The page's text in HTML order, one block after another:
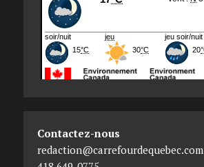
Contactez-nous
redaction@carrefourdequebec.com